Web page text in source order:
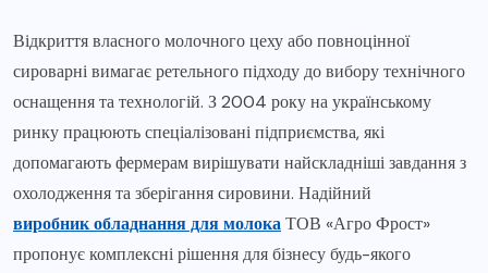
Відкриття власного молочного цеху або повноцінної
сироварні вимагає ретельного підходу до вибору технічного
оснащення та технологій. З 2004 року на українському
ринку працюють спеціалізовані підприємства, які
допомагають фермерам вирішувати найскладніші завдання з
охолодження та зберігання сировини. Надійний
виробник обладнання для молокаТОВ «Агро Фрост»
пропонує комплексні рішення для бізнесу будь-якого